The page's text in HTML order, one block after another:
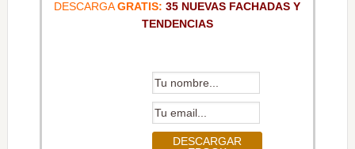
DESCARGAGRATIS: 35 NUEVAS FACHADAS Y
TENDENCIAS